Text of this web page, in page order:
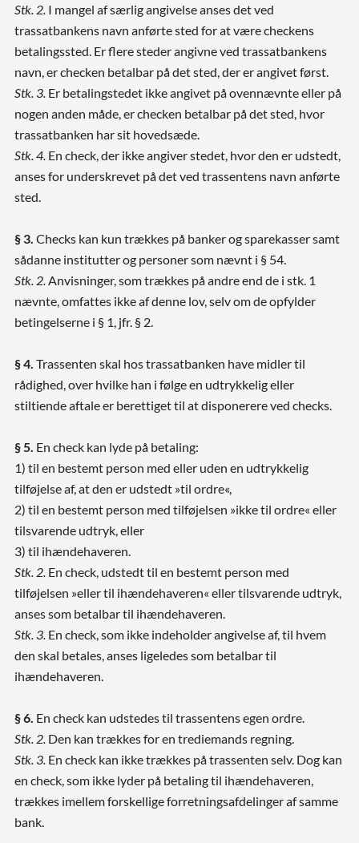
Stk. 2. I mangel af særlig angivelse anses det ved
trassatbankens navn anførte sted for at være checkens
betalingssted. Er flere steder angivne ved trassatbankens
navn, er checken betalbar på det sted, der er angivet først.
Stk. 3. Er betalingstedet ikke angivet på ovennævnte eller på
nogen anden måde, er checken betalbar på det sted, hvor
trassatbanken har sit hovedsæde.
Stk. 4. En check, der ikke angiver stedet, hvor den er udstedt,
anses for underskrevet på det ved trassentens navn anførte
sted.
§ 3. Checks kan kun trækkes på banker og sparekasser samt
sådanne institutter og personer som nævnt i § 54.
Stk. 2. Anvisninger, som trækkes på andre end de i stk. 1
nævnte, omfattes ikke af denne lov, selv om de opfylder
betingelserne i § 1, jfr. § 2.
§ 4. Trassenten skal hos trassatbanken have midler til
rådighed, over hvilke han i følge en udtrykkelig eller
stiltiende aftale er berettiget til at disponerere ved checks.
§ 5. En check kan lyde på betaling:
1) til en bestemt person med eller uden en udtrykkelig
tilføjelse af, at den er udstedt »til ordre«,
2) til en bestemt person med tilføjelsen »ikke til ordre« eller
tilsvarende udtryk, eller
3) til ihændehaveren.
Stk. 2. En check, udstedt til en bestemt person med
tilføjelsen »eller til ihændehaveren« eller tilsvarende udtryk,
anses som betalbar til ihændehaveren.
Stk. 3. En check, som ikke indeholder angivelse af, til hvem
den skal betales, anses ligeledes som betalbar til
ihændehaveren.
§ 6. En check kan udstedes til trassentens egen ordre.
Stk. 2. Den kan trækkes for en trediemands regning.
Stk. 3. En check kan ikke trækkes på trassenten selv. Dog kan
en check, som ikke lyder på betaling til ihændehaveren,
trækkes imellem forskellige forretningsafdelinger af samme
bank.